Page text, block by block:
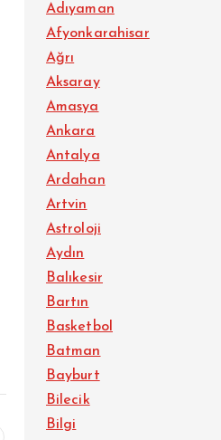
Adıyaman
Afyonkarahisar
Ağrı
Aksaray
Amasya
Ankara
Antalya
Ardahan
Artvin
Astroloji
Aydın
Balıkesir
Bartın
Basketbol
Batman
Bayburt
Bilecik
Bilgi